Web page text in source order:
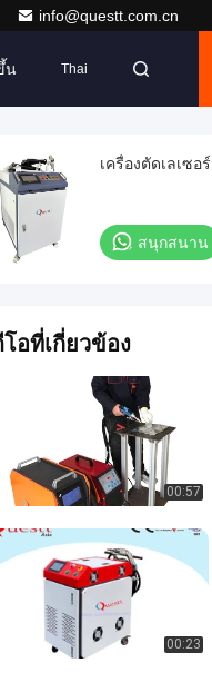
info@questt.com.cn
น Thai
เครื่องตัดเลเซอ
สนุกสนาน
อที่เกี่ยวข้อง
00:57
00:23